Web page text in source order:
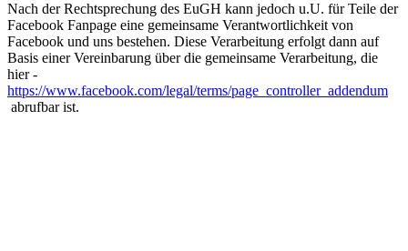
Nach der Rechtsprechung des EuGH kann jedoch u.U. für Teile der
Facebook Fanpage eine gemeinsame Verantwortlichkeit von
Facebook und uns bestehen. Diese Verarbeitung erfolgt dann auf
Basis einer Vereinbarung über die gemeinsame Verarbeitung, die
hier -
https://www.facebook.com/legal/terms/page_controller_addendum
abrufbar ist.